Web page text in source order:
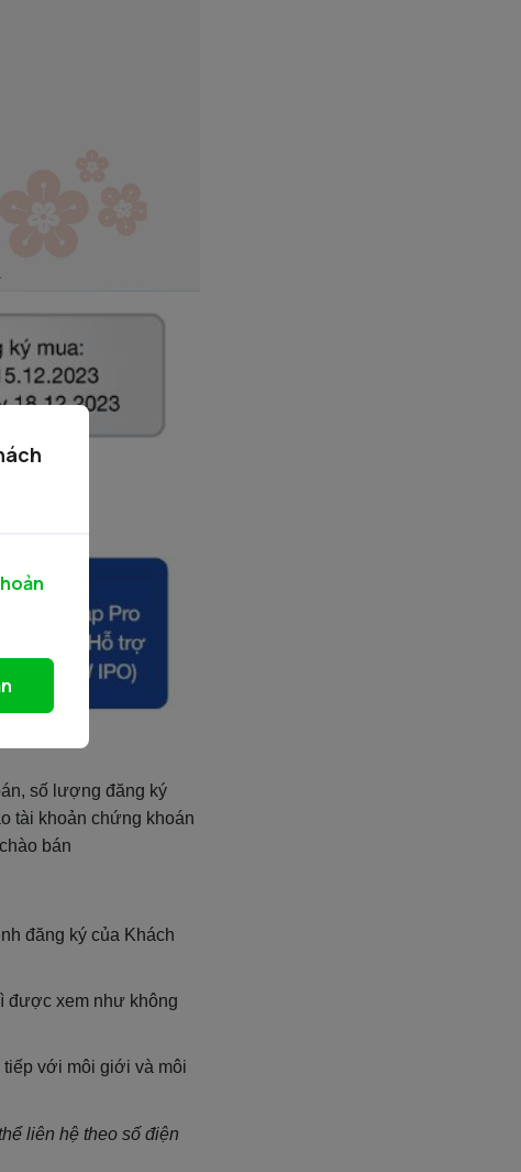
số lượng đăng ký
tài khoản chứng khoán
bán
đăng ký của Khách
được xem như không
với môi giới và môi
liên hệ theo số điện